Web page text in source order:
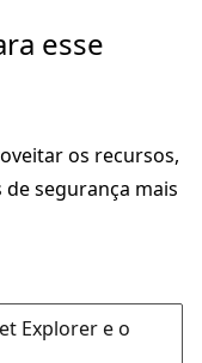
esse
os recursos,
segurança mais
Explorer e o